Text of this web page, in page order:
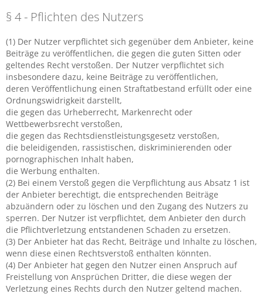
§ 4 - Pflichten des Nutzers
(1) Der Nutzer verpflichtet sich gegenüber dem Anbieter, keine
Beiträge zu veröffentlichen, die gegen die guten Sitten oder
geltendes Recht verstoßen. Der Nutzer verpflichtet sich
insbesondere dazu, keine Beiträge zu veröffentlichen,
deren Veröffentlichung einen Straftatbestand erfüllt oder eine
Ordnungswidrigkeit darstellt,
die gegen das Urheberrecht, Markenrecht oder
Wettbewerbsrecht verstoßen,
die gegen das Rechtsdienstleistungsgesetz verstoßen,
die beleidigenden, rassistischen, diskriminierenden oder
pornographischen Inhalt haben,
die Werbung enthalten.
(2) Bei einem Verstoß gegen die Verpflichtung aus Absatz 1 ist
der Anbieter berechtigt, die entsprechenden Beiträge
abzuändern oder zu löschen und den Zugang des Nutzers zu
sperren. Der Nutzer ist verpflichtet, dem Anbieter den durch
die Pflichtverletzung entstandenen Schaden zu ersetzen.
(3) Der Anbieter hat das Recht, Beiträge und Inhalte zu löschen,
wenn diese einen Rechtsverstoß enthalten könnten.
(4) Der Anbieter hat gegen den Nutzer einen Anspruch auf
Freistellung von Ansprüchen Dritter, die diese wegen der
Verletzung eines Rechts durch den Nutzer geltend machen.